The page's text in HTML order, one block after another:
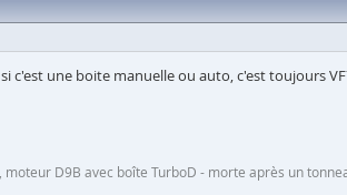
c'est une boite manuelle ou auto, c'est toujours
D9B avec boîte TurboD - morte après un